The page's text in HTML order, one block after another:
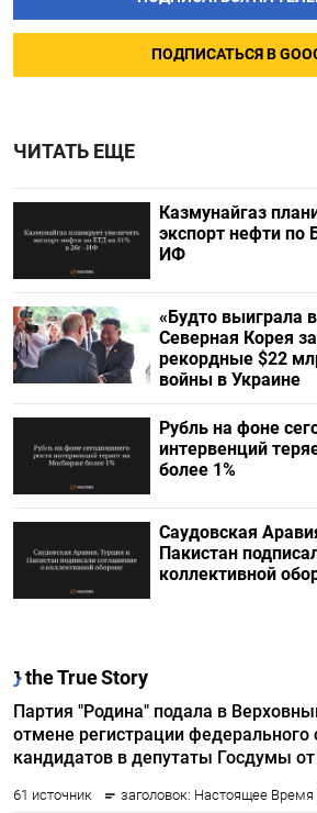
ПОДПИСАТЬСЯ В
ЧИТАТЬ ЕЩЕ
Казмунайгаз
экспорт нефти по
ИФ
«Будто выиграла
Северная Корея
рекордные $22
войны в Украине
Рубль на фоне
интервенций
более 1%
Саудовская
Пакистан
коллективной